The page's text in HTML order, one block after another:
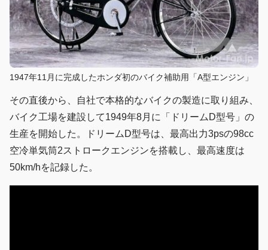
1947年11月に完成したホンダ初のバイク補助用「A型エンジン」
その直後から、自社で本格的なバイクの製造に取り組み、
バイク工場を建設して1949年8月に「ドリームD型号」の
生産を開始した。ドリームD型号は、最高出力3psの98cc
空冷単気筒2ストロークエンジンを搭載し、最高速度は
50km/hを記録した。